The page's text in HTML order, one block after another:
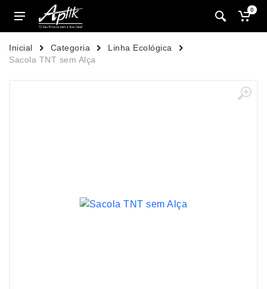
0
Inicial Categoria
Linha Ecológica
Sacola TNT sem Alça